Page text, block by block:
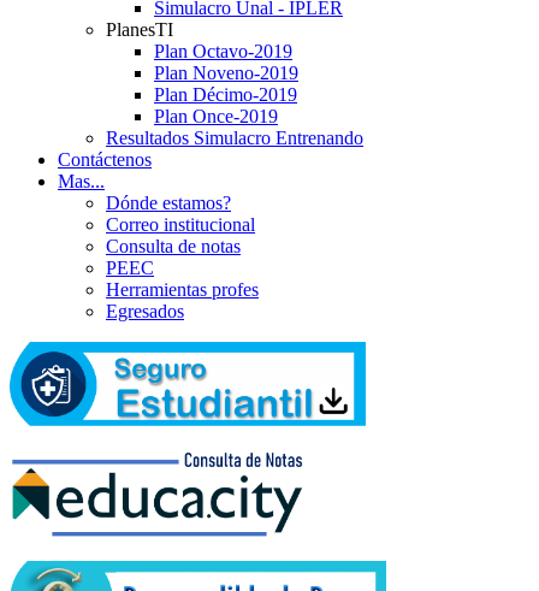
Simulacro Unal - IPLER
PlanesTI
Plan Octavo-2019
Plan Noveno-2019
Plan Décimo-2019
Plan Once-2019
Resultados Simulacro Entrenando
Contáctenos
Mas...
Dónde estamos?
Correo institucional
Consulta de notas
PEEC
Herramientas profes
Egresados